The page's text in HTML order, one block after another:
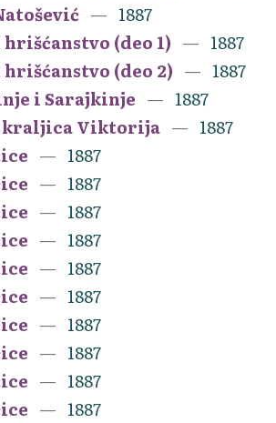
1887
(deo 1)
1887
(deo 2)
1887
i Sarajkinje
1887
kraljica Viktorija
1887
1887
1887
1887
1887
1887
1887
1887
1887
1887
1887